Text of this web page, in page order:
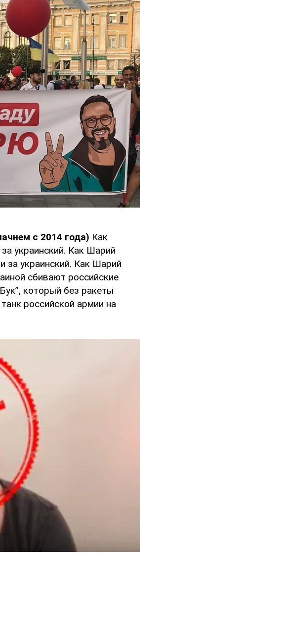
с 2014 года) Как
украинский. Как Шарий
за украинский. Как Шарий
сбивают российские
который без ракеты
российской армии на